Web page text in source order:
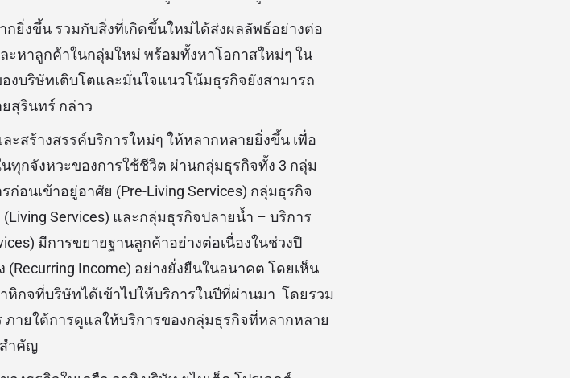
กยิ่งขึ้น รวมกับสิ่งที่เกิดขึ้นใหม่ได้ส่งผลลัพธ์อย่างต่อ
ะหาลูกค้าในกลุ่มใหม่ พร้อมทั้งหาโอกาสใหม่ๆ ใน
งบริษัทเติบโตและมั่นใจแนวโน้มธุรกิจยังสามารถ
สุรินทร์ กล่าว
สร้างสรรค์บริการใหม่ๆ ให้หลากหลายยิ่งขึ้น เพื่อ
กจังหวะของการใช้ชีวิต ผ่านกลุ่มธุรกิจทั้ง 3 กลุ่ม
อนเข้าอยู่อาศัย (Pre-Living Services) กลุ่มธุรกิจ
Services) และกลุ่มธุรกิจปลายน้ำ – บริการ
มีการขยายฐานลูกค้าอย่างต่อเนื่องในช่วงปี
Income) อย่างยั่งยืนในอนาคต โดยเห็น
หิกจที่บริษัทได้เข้าไปให้บริการในปีที่ผ่านมา โดยรวม
ภายใต้การดูแลให้บริการของกลุ่มธุรกิจที่หลากหลาย
ำคัญ